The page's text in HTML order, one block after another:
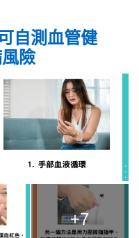
自測血管健
險
+7